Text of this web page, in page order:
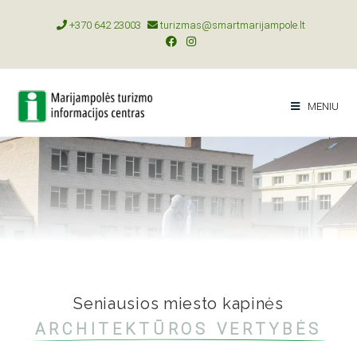
+370 642 23003 turizmas@smartmarijampole.lt
MENIU
Seniausios miesto kapinės
ARCHITEKTŪROS VERTYBĖS